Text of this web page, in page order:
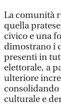
La comunità
quella
civico e una
dimostrano i
presenti in
elettorale, a
ulteriore
culturale e